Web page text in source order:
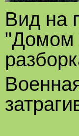
Вид на
"Домом